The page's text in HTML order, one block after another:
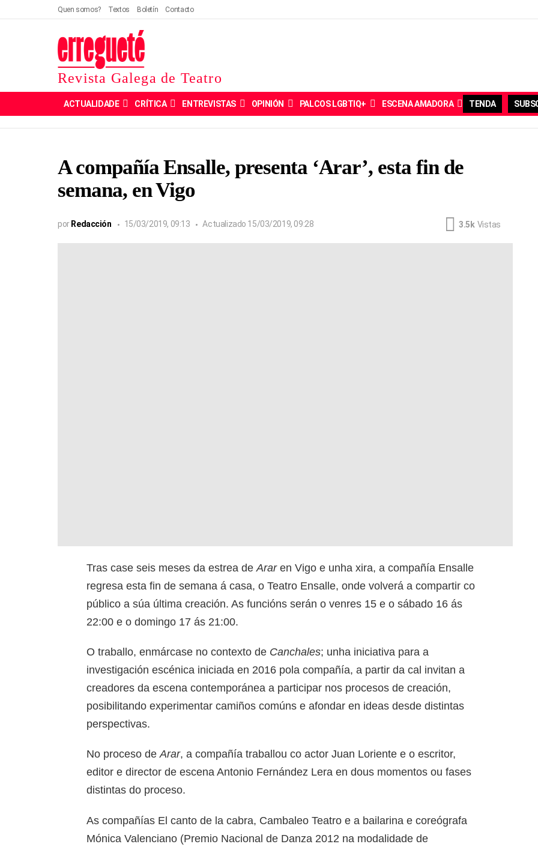
Quen somos? Textos Boletín Contacto
Revista Galega de Teatro
ACTUALIDADE CRÍTICA ENTREVISTAS OPINIÓN PALCOS LGBTIQ+ ESCENA AMADORA TENDA
A compañía Ensalle, presenta ‘Arar’, esta fin de
semana, en Vigo
por Redacción 15/03/2019, 09:13 Actualizado 15/03/2019, 09:28 3.5k Vistas
Tras case seis meses da estrea deAraren Vigo e unha xira, a compañía Ensalle
regresa esta fin de semana á casa, o Teatro Ensalle, onde volverá a compartir co
público a súa última creación. As funcións serán o venres 15 e o sábado 16 ás
22:00 e o domingo 17 ás 21:00.
O traballo, enmárcase no contexto de Canchales; unha iniciativa para a
investigación escénica iniciada en 2016 pola compañía, a partir da cal invitan a
creadores da escena contemporánea a participar nos procesos de creación,
posibilitando experimentar camiños comúns e afondar en ideas desde distintas
perspectivas.
No proceso deArar, a compañía traballou co actor Juan Loriente e o escritor,
editor e director de escena Antonio Fernández Lera en dous momentos ou fases
distintas do proceso.
As compañías El canto de la cabra, Cambaleo Teatro e a bailarina e coreógrafa
Mónica Valenciano (Premio Nacional de Danza 2012 na modalidade de